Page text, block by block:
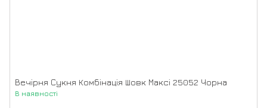
Вечірня Сукня Комбінація Шовк Максі 25052 Чорна
В наявності